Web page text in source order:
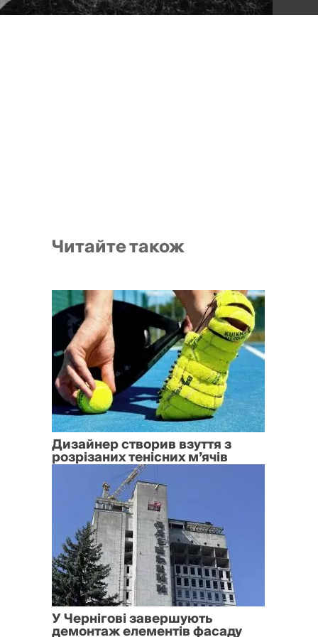
Читайте також
Дизайнер створив взуття з
розрізаних тенісних м’ячів
У Чернігові завершують
демонтаж елементів фасаду